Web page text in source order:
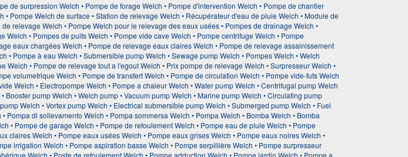
de surpression Welch • Pompe de forage Welch • Pompe d'intervention Welch • Pompe de chantier
Pompe Welch de surface • Station de relevage Welch • Récupérateur d'eau de pluie Welch • Module de
relevage Welch • Pompe Welch pour le relevage des eaux usées • Pompes de drainage Welch •
• Pompes de puits Welch • Pompe vide cave Welch • Pompe centrifuge Welch • Pompe
eaux chargées Welch • Pompe de relevage eaux claires Welch • Pompe de relevage assainissement
• Pompe à eau Welch • Submersible pump Welch • Sewage pump Welch • Pompes Welch • Welch
Welch • Pompe de relevage tout a l'egout Welch • Prix pompe de relevage Welch • Surpresseur Welch •
volumetrique Welch • Pompe de transfert Welch • Pompe de circulation Welch • Pompe vide-futs Welch
Welch • Electropompe Welch • Pompe a chaleur Welch • Water pump Welch • Centrifugal pump Welch
Booster pump Welch • Welch pump • Vacuum pump Welch • Marine pump Welch • Circulating pump
Welch • Vortex pump Welch • Electrical submersible pump Welch • Submerged pump Welch • Fuel
Pompa di sollevamento Welch • Pompa sommersa Welch • Pompa Welch • Bomba Welch • Bomba
• Pompe de garage Welch • Pompe de refoulement Welch • Pompe eau de pluie Welch • Pompe
claires Welch • Pompe eaux usées Welch • Pompe eaux grises Welch • Pompe eaux noires Welch •
irrigation Welch • Pompe aspiration basse Welch • Pompe serpillière Welch • Pompe surpresseur
Welch • Poste de refoulement Welch • Pompe adduction Welch • Pompe jardin Welch • Pompe a